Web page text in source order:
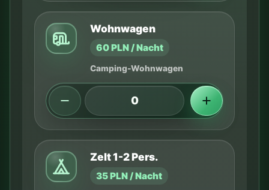
Wohnwagen
60 PLN / Nacht
Camping-Wohnwagen
Zelt 1-2 Pers.
35 PLN / Nacht